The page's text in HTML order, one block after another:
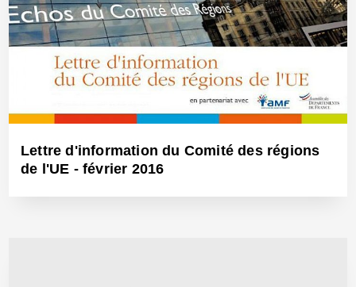
Lettre d'information du Comité des régions
de l'UE - février 2016